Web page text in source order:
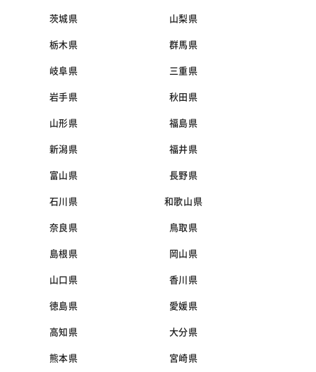
茨城県 山梨県
栃木県 群馬県
岐阜県 三重県
岩手県 秋田県
山形県 福島県
新潟県 福井県
富山県 長野県
石川県 和歌山県
奈良県 鳥取県
島根県 岡山県
山口県 香川県
徳島県 愛媛県
高知県 大分県
熊本県 宮崎県